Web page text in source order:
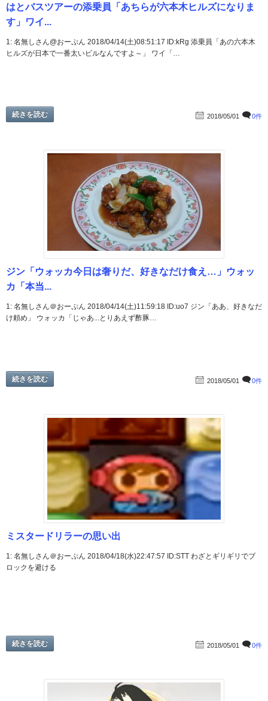
はとバスツアーの添乗員「あちらが六本木ヒルズになりま
す」ワイ...
1: 名無しさん@おーぷん 2018/04/14(土)08:51:17 ID:kRg 添乗員「あの六本木
ヒルズが日本で一番太いビルなんですよ～」 ワイ「…
続きを読む 2018/05/01 0件
ジン「ウォッカ今日は奢りだ、好きなだけ食え…」ウォッ
カ「本当...
1: 名無しさん＠おーぷん 2018/04/14(土)11:59:18 ID:uo7 ジン「ああ、好きなだ
け頼め」 ウォッカ「じゃあ...とりあえず酢豚…
続きを読む 2018/05/01 0件
ミスタードリラーの思い出
1: 名無しさん＠おーぷん 2018/04/18(水)22:47:57 ID:STT わざとギリギリでブ
ロックを避ける
続きを読む 2018/05/01 0件